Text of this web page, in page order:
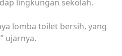
lingkungan sekolah.
lomba toilet bersih, yang
ujarnya.